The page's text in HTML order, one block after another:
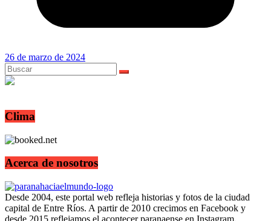
26 de marzo de 2024
Clima
Acerca de nosotros
Desde 2004, este portal web refleja historias y fotos de la ciudad
capital de Entre Ríos. A partir de 2010 crecimos en Facebook y